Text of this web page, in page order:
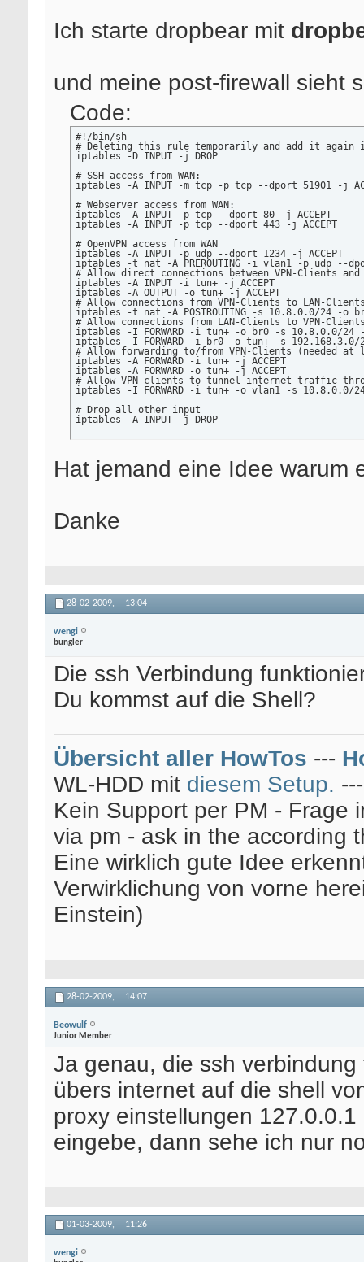
Ich starte dropbear mit
und meine post-firewall sieht
Code:
#!/bin/sh
# Deleting this rule temporarily and add it again
iptables -D INPUT -j DROP
# SSH access from WAN:
iptables -A INPUT -m tcp -p tcp --dport 51901 -j
# Webserver access from WAN:
iptables -A INPUT -p tcp --dport 80 -j ACCEPT
iptables -A INPUT -p tcp --dport 443 -j ACCEPT
# OpenVPN access from WAN
iptables -A INPUT -p udp --dport 1234 -j ACCEPT
iptables -t nat -A PREROUTING -i vlan1 -p udp --
# Allow direct connections between VPN-Clients and
iptables -A INPUT -i tun+ -j ACCEPT
iptables -A OUTPUT -o tun+ -j ACCEPT
# Allow connections from VPN-Clients to LAN-
iptables -t nat -A POSTROUTING -s 10.8.0.0/24 -o br0
# Allow connections from LAN-Clients to VPN-
iptables -I FORWARD -i tun+ -o br0 -s 10.8.0.0/24 -j
iptables -I FORWARD -i br0 -o tun+ -s 192.168.3.0/
# Allow forwarding to/from VPN-Clients (needed
iptables -A FORWARD -i tun+ -j ACCEPT
iptables -A FORWARD -o tun+ -j ACCEPT
# Allow VPN-clients to tunnel internet traffic
iptables -I FORWARD -i tun+ -o vlan1 -s 10.8.0.0/24
# Drop all other input
iptables -A INPUT -j DROP
Hat jemand eine Idee warum
Danke
28-02-2009, 13:04
wengi
bungler
Die ssh Verbindung
Du kommst auf die Shell?
Übersicht aller HowTos ---
WL-HDD mit diesem Setup.
Kein Support per PM - Frage
via pm - ask in the according
Eine wirklich gute Idee
Verwirklichung von vorne
Einstein)
28-02-2009, 14:07
Beowulf
Junior Member
Ja genau, die ssh
übers internet auf die shell
proxy einstellungen
eingebe, dann sehe ich nur
01-03-2009, 11:26
wengi